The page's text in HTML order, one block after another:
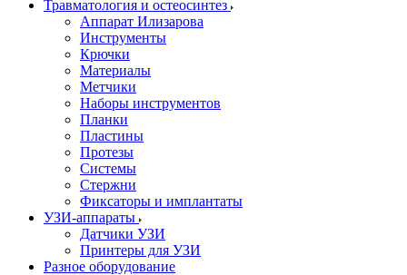
Травматология и остеосинтез
Аппарат Илизарова
Инструменты
Крючки
Материалы
Метчики
Наборы инструментов
Планки
Пластины
Протезы
Системы
Стержни
Фиксаторы и имплантаты
УЗИ-аппараты
Датчики УЗИ
Принтеры для УЗИ
Разное оборудование